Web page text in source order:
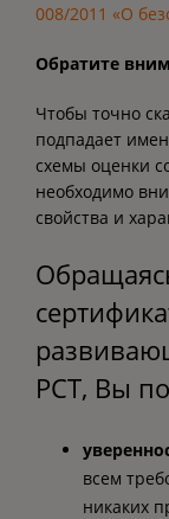
008/2011 «О
Обратите
Чтобы точно
подпадает
схемы оценки
необходимо
свойства и
РСТ, Вы
всем
никаких